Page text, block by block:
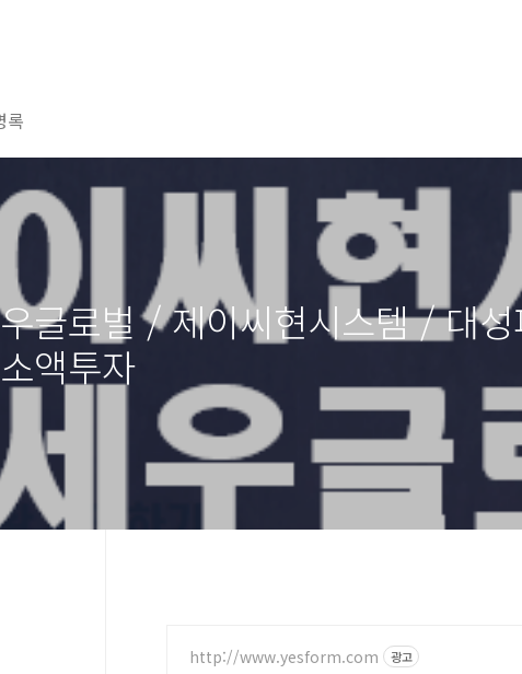
록
글로벌 / 제이씨현시스템 / 대
액투자
http://www.yesform.com 광고